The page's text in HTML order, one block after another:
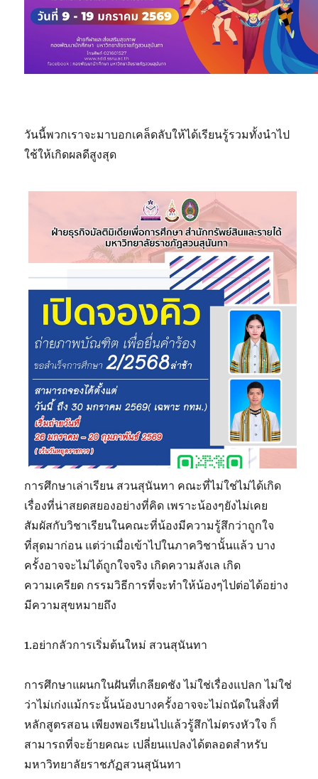
วันนี้พวกเราจะมาบอกเคล็ดลับให้ได้เรียนรู้รวมทั้งนำไป
ใช้ให้เกิดผลดีสูงสุด
การศึกษาเล่าเรียน สวนสุนันทา คณะที่ไม่ใช่ไม่ได้เกิด
เรื่องที่น่าสยดสยองอย่างที่คิด เพราะน้องๆยังไม่เคย
สัมผัสกับวิชาเรียนในคณะที่น้องมีความรู้สึกว่าถูกใจ
ที่สุดมาก่อน แต่ว่าเมื่อเข้าไปในภาควิชานั้นแล้ว บาง
ครั้งอาจจะไม่ได้ถูกใจจริง เกิดความลังเล เกิด
ความเครียด กรรมวิธีการที่จะทำให้น้องๆไปต่อได้อย่าง
มีความสุขหมายถึง
1.อย่ากลัวการเริ่มต้นใหม่ สวนสุนันทา
การศึกษาแผนกในฝันที่เกลียดชัง ไม่ใช่เรื่องแปลก ไม่ใช่
ว่าไม่เก่งแม้กระนั้นน้องบางครั้งอาจจะไม่ถนัดในสิ่งที่
หลักสูตรสอน เพียงพอเรียนไปแล้วรู้สึกไม่ตรงหัวใจ ก็
สามารถที่จะย้ายคณะ เปลี่ยนแปลงได้ตลอดสำหรับ
มหาวิทยาลัยราชภัฏสวนสุนันทา